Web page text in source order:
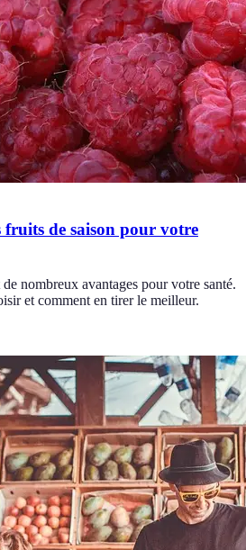
de saison pour votre
nombreux avantages pour votre santé.
et comment en tirer le meilleur.